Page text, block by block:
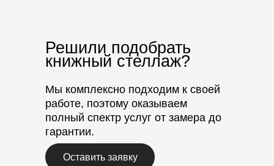
Решили подобрать
книжный стеллаж?
Мы комплексно подходим к своей
работе, поэтому оказываем
полный спектр услуг от замера до
гарантии.
Оставить заявку